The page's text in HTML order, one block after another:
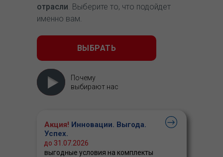
отрасли. Выберите то, что подойдет
именно вам.
ВЫБРАТЬ
Почему
выбирают нас
Акция! Инновации. Выгода.
Успех.
выгодные условия на комплекты
до 31.07.2026